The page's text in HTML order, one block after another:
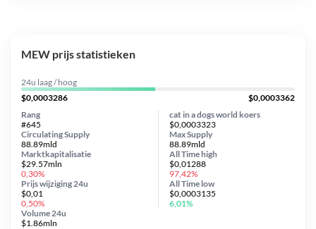
MEW prijs statistieken
24u laag / hoog
$0,0003286
$0,0003362
cat in a dogs world koers
$0,0003323
Circulating Supply
88.89mld
Prijs wijziging 24u
$0,01
0,50%
Max Supply
88.89mld
Marktkapitalisatie
$29.57mln
0,30%
Volume 24u
$1.86mln
Rang
#645
All Timehigh
$0,01288
97,42%
All Time low
$0,0003135
6,01%